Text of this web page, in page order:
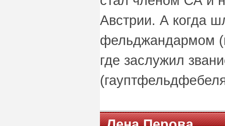
Австрии. А когда
фельджандармом
где заслужил